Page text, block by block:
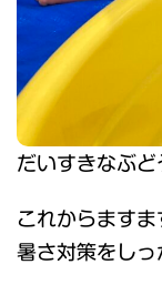
だいすきなぶど
これからますま
暑さ対策をし